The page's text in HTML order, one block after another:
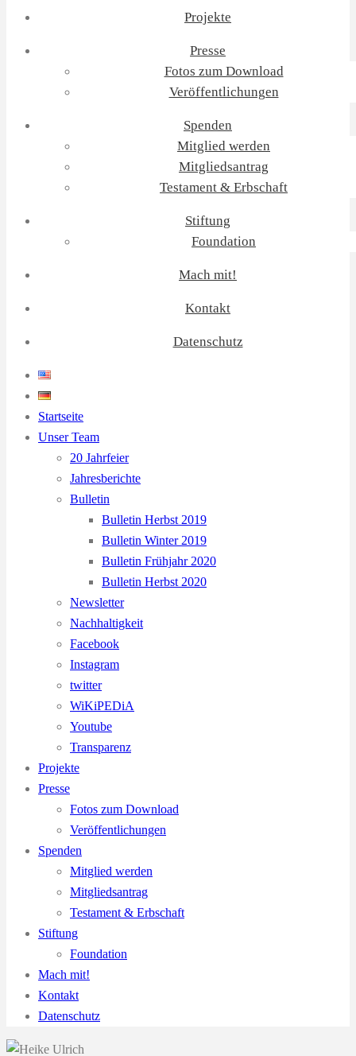
Projekte
Presse
Fotos zum Download
Veröffentlichungen
Spenden
Mitglied werden
Mitgliedsantrag
Testament & Erbschaft
Stiftung
Foundation
Mach mit!
Kontakt
Datenschutz
Startseite
Unser Team
20 Jahrfeier
Jahresberichte
Bulletin
Bulletin Herbst 2019
Bulletin Winter 2019
Bulletin Frühjahr 2020
Bulletin Herbst 2020
Newsletter
Nachhaltigkeit
Facebook
Instagram
twitter
WiKiPEDiA
Youtube
Transparenz
Projekte
Presse
Fotos zum Download
Veröffentlichungen
Spenden
Mitglied werden
Mitgliedsantrag
Testament & Erbschaft
Stiftung
Foundation
Mach mit!
Kontakt
Datenschutz